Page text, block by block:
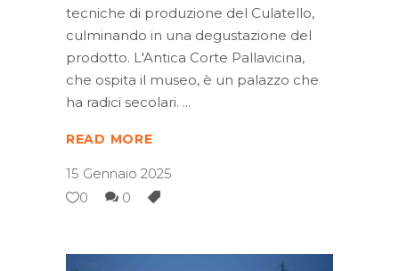
tecniche di produzione del Culatello,
culminando in una degustazione del
prodotto. L'Antica Corte Pallavicina,
che ospita il museo, è un palazzo che
ha radici secolari.
READ MORE
15 Gennaio 2025
0
0